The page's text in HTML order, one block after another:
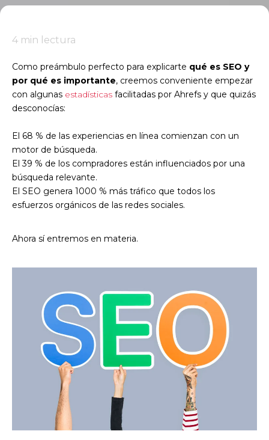
4 min lectura
Como preámbulo perfecto para explicarte qué es SEO y
por qué es importante, creemos conveniente empezar
con algunas estadísticas facilitadas por Ahrefs y que quizás
desconocías:
El 68 % de las experiencias en línea comienzan con un
motor de búsqueda.
El 39 % de los compradores están influenciados por una
búsqueda relevante.
El SEO genera 1000 % más tráfico que todos los
esfuerzos orgánicos de las redes sociales.
Ahora sí entremos en materia.